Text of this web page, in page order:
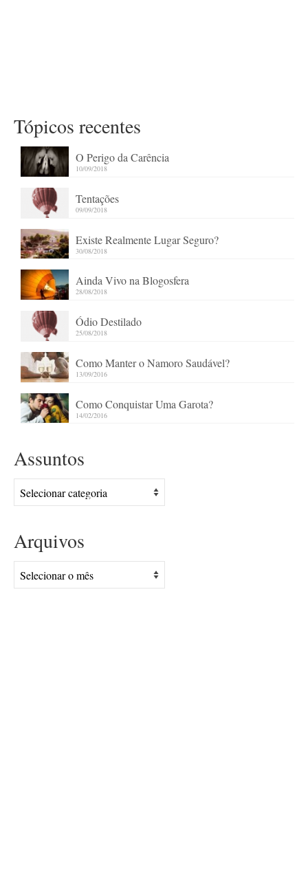
Tópicos recentes
O Perigo da Carência
10/09/2018
Tentações
09/09/2018
Existe Realmente Lugar Seguro?
30/08/2018
Ainda Vivo na Blogosfera
28/08/2018
Ódio Destilado
25/08/2018
Como Manter o Namoro Saudável?
13/09/2016
Como Conquistar Uma Garota?
14/02/2016
Assuntos
Assuntos
Arquivos
Arquivos